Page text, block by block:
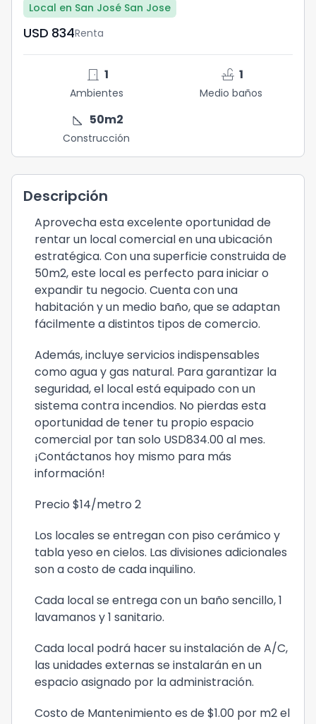
Local en San José San Jose
USD	834Renta
door_front 1
Ambientes
faucet 1
Medio baños
square_foot 50m2
Construcción
Descripción
Aprovecha esta excelente oportunidad de
rentar un local comercial en una ubicación
estratégica. Con una superficie construida de
50m2, este local es perfecto para iniciar o
expandir tu negocio. Cuenta con una
habitación y un medio baño, que se adaptan
fácilmente a distintos tipos de comercio.
Además, incluye servicios indispensables
como agua y gas natural. Para garantizar la
seguridad, el local está equipado con un
sistema contra incendios. No pierdas esta
oportunidad de tener tu propio espacio
comercial por tan solo USD834.00 al mes.
¡Contáctanos hoy mismo para más
información!
Precio $14/metro 2
Los locales se entregan con piso cerámico y
tabla yeso en cielos. Las divisiones adicionales
son a costo de cada inquilino.
Cada local se entrega con un baño sencillo, 1
lavamanos y 1 sanitario.
Cada local podrá hacer su instalación de A/C,
las unidades externas se instalarán en un
espacio asignado por la administración.
Costo de Mantenimiento es de $1.00 por m2 el